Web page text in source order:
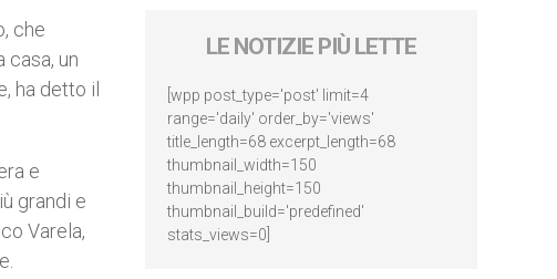
che
casa, un
ha detto il
e
grandi e
Varela,
LE NOTIZIE PIÙ LETTE
[wpp post_type='post' limit=4
range='daily' order_by='views'
title_length=68 excerpt_length=68
thumbnail_width=150
thumbnail_height=150
thumbnail_build='predefined'
stats_views=0]